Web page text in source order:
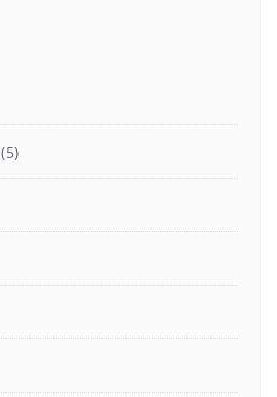
(5)